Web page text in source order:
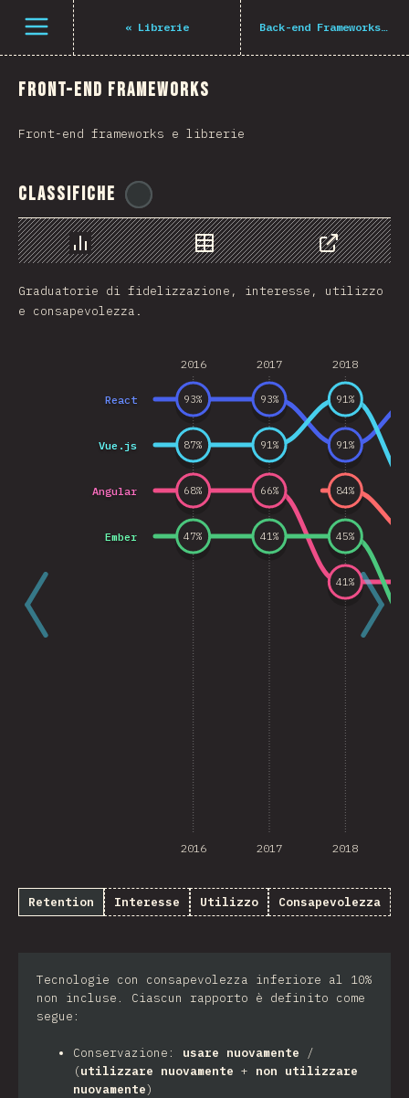
Open menu « Librerie Back-end Frameworks
»
Front-end Frameworks
Front-end frameworks e librerie
Classifiche
Grafico Dati
Condividere
Graduatorie di fidelizzazione, interesse, utilizzo
e consapevolezza.
2016 2017 2018
2016 2017 2018
React
Vue.js
Angular
Ember
93% 93%
91%
87% 91%
91%
68% 66%
41%
84%
47% 41% 45%
Retention Interesse Utilizzo Consapevolezza
Tecnologie con consapevolezza inferiore al 10%
non incluse. Ciascun rapporto è definito come
segue:
Conservazione: usare nuovamente /
(utilizzare nuovamente + non utilizzare
nuovamente)
Navigated to The State of JS 2021